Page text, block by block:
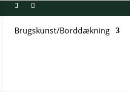
Brugskunst/Borddækning